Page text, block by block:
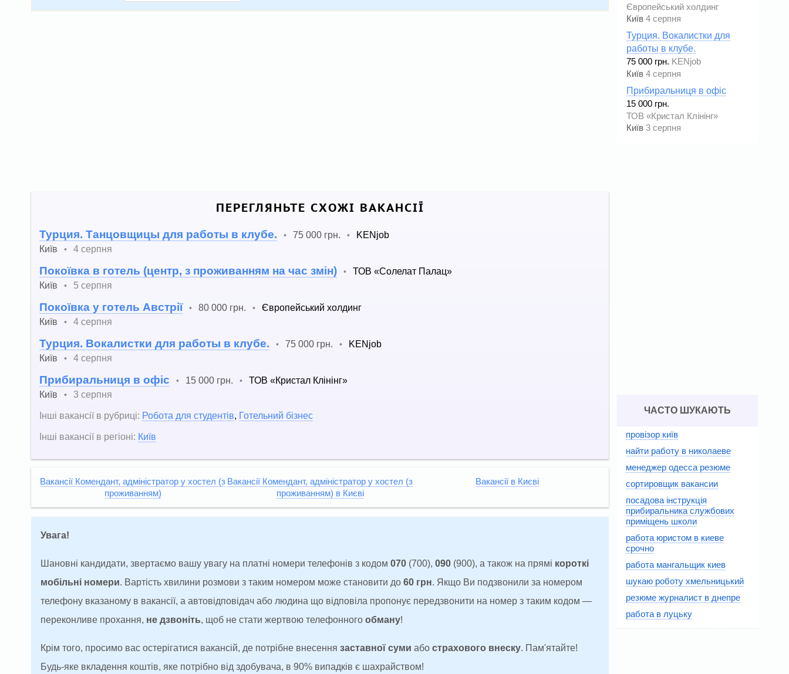
ПЕРЕГЛЯНЬТЕ СХОЖІ ВАКАНСІЇ
Турция. Танцовщицы для работы в клубе. • 75 000 грн. •
KENjob
Київ
• 4 серпня
Покоївка в готель (центр, з проживанням на час змін) •
ТОВ «Солелат Палац»
Київ
• 5 серпня
Покоївка у готель Австрії • 80 000 грн. •
Європейський холдинг
Київ
• 4 серпня
Турция. Вокалистки для работы в клубе. • 75 000 грн. •
KENjob
Київ
• 4 серпня
Прибиральниця в офіс • 15 000 грн. •
ТОВ «Кристал Клінінг»
Київ
•
3 серпня
Інші вакансії в рубриці: Робота для студентів, Готельний бізнес
Інші вакансії в регіоні: Київ
Вакансії Комендант, адміністратор у хостел (з
проживанням)
Вакансії Комендант, адміністратор у хостел (з
проживанням) в Києві
Вакансії в Києві
Увага!
Шановні кандидати, звертаємо вашу увагу на платні номери телефонів з кодом 070 (700), 090 (900), а також на прямі короткі
мобільні номери. Вартість хвилини розмови з таким номером може становити до 60 грн. Якщо Ви подзвонили за номером
телефону вказаному в вакансії, а автовідповідач або людина що відповіла пропонує передзвонити на номер з таким кодом —
переконливе прохання, не дзвоніть, щоб не стати жертвою телефонного обману!
Крім того, просимо вас остерігатися вакансій, де потрібне внесення заставної суми або страхового внеску. Пам'ятайте!
Будь-яке вкладення коштів, яке потрібно від здобувача, в 90% випадків є шахрайством!
Європейський холдинг
Київ 4 серпня
Турция. Вокалистки для
работы в клубе.
75 000 грн. KENjob
Київ 4 серпня
Прибиральниця в офіс
15 000 грн.
ТОВ «Кристал Клінінг»
Київ 3 серпня
ЧАСТО ШУКАЮТЬ
провізор київ
найти работу в николаеве
менеджер одесса резюме
сортировщик вакансии
посадова інструкція
прибиральника службових
приміщень школи
работа юристом в киеве
срочно
работа мангальщик киев
шукаю роботу хмельницький
резюме журналист в днепре
работа в луцьку